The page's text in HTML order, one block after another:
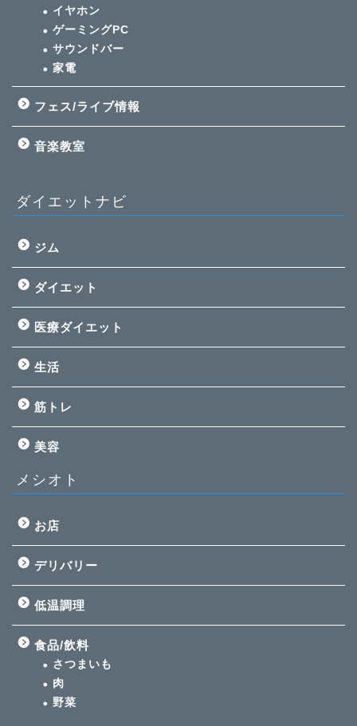
イヤホン
ゲーミングPC
サウンドバー
家電
フェス/ライブ情報
音楽教室
ダイエットナビ
ジム
ダイエット
医療ダイエット
生活
筋トレ
美容
メシオト
お店
デリバリー
低温調理
食品/飲料
さつまいも
肉
野菜